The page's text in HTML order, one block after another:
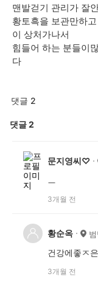
맨발걷기 관리가 잘
황토흑을 보관만하
이 상처가나서
힘들어 하는 분들이
다
댓글 2
댓글2
문지영씨♡
ㅡ
3개월 전
황순옥
건강에좋ㅈ
3개월 전